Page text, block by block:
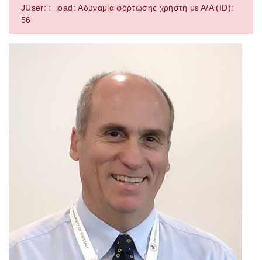
JUser: :_load: Αδυναμία φόρτωσης χρήστη με Α/Α (ID):
56